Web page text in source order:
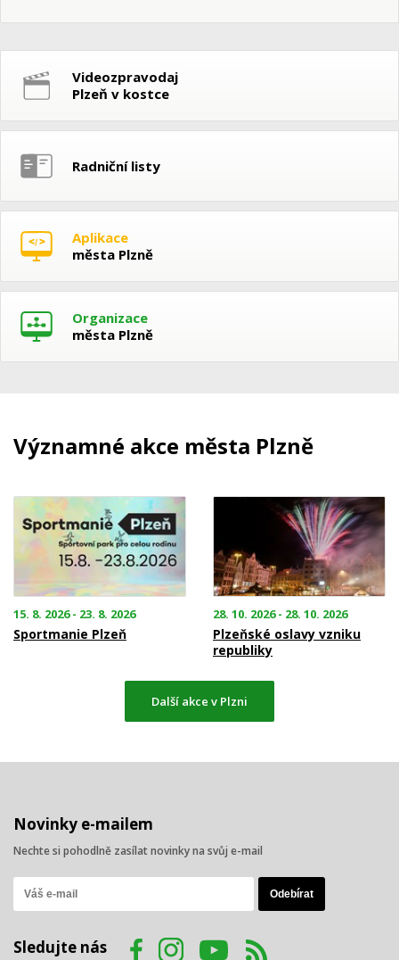
Videozpravodaj
Plzeň v kostce
Radniční listy
Aplikace
města Plzně
Organizace
města Plzně
Významné akce města Plzně
15. 8. 2026 - 23. 8. 2026
Sportmanie Plzeň
28. 10. 2026 - 28. 10. 2026
Plzeňské oslavy vzniku
republiky
Další akce v Plzni
Novinky e-mailem
Nechte si pohodlně zasílat novinky na svůj e-mail
Sledujte nás